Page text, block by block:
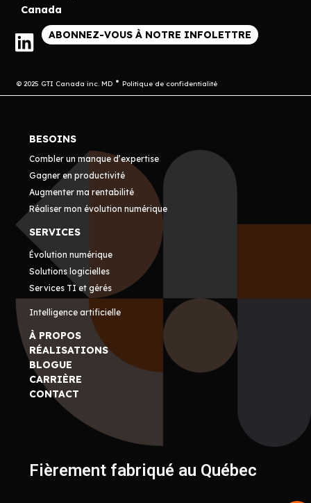
Canada
ABONNEZ-VOUS À NOTRE INFOLETTRE
© 2025 GTI Canada inc. MD Politique de confidentialité
BESOINS
Combler un manque d’expertise
Gagner en productivité
Augmenter ma rentabilité
Réaliser mon évolution numérique
SERVICES
Évolution numérique
Solutions logicielles
Services TI et gérés
Intelligence artificielle
À PROPOS
RÉALISATIONS
BLOGUE
CARRIÈRE
CONTACT
Fièrement fabriqué au Québec